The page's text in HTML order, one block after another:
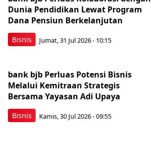
Bisnis
Dunia Pendidikan Lewat Program
Dana Pensiun Berkelanjutan
Jumat, 31 Jul 2026 - 10:15
Bisnis
bank bjb Perluas Potensi Bisnis
Melalui Kemitraan Strategis
Bersama Yayasan Adi Upaya
Kamis, 30 Jul 2026 - 09:55